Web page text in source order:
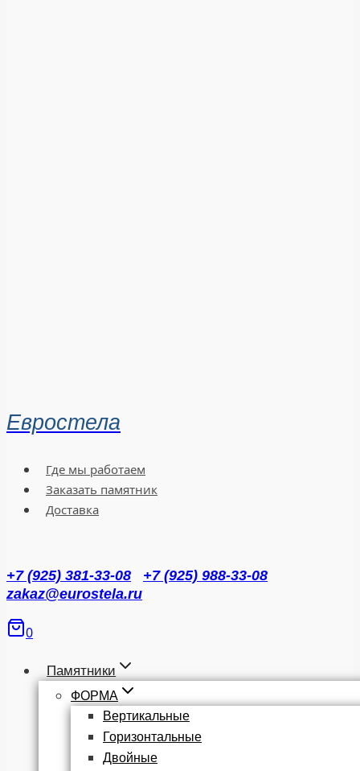
Евростела
Где мы работаем
Заказать памятник
Доставка
+7 (925) 381-33-08
+7 (925) 988-33-08
zakaz@eurostela.ru
0
Памятники
ФОРМА
Вертикальные
Горизонтальные
Двойные